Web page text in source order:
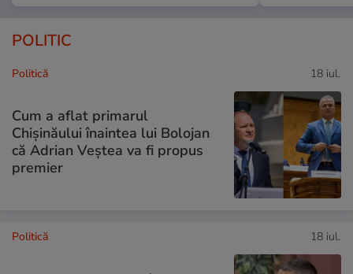
POLITIC
Politică 18 iul.
Cum a aflat primarul
Chișinăului înaintea lui Bolojan
că Adrian Veștea va fi propus
premier
Politică 18 iul.